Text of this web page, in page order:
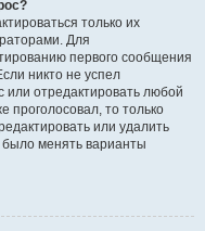
только их
Для
первого сообщения
никто не успел
или отредактировать любой
проголосовал, то только
или удалить
было менять варианты